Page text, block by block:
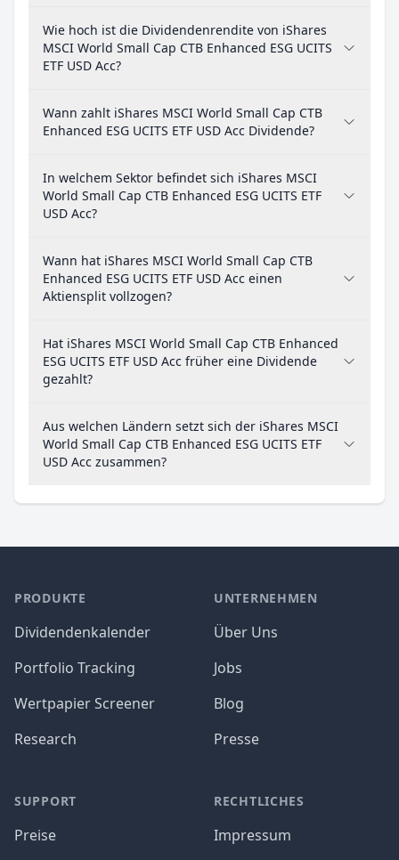
Wie hoch ist die Dividendenrendite von iShares
MSCI World Small Cap CTB Enhanced ESG UCITS
ETF USD Acc?
Wann zahlt iShares MSCI World Small Cap CTB
Enhanced ESG UCITS ETF USD Acc Dividende?
In welchem Sektor befindet sich iShares MSCI
World Small Cap CTB Enhanced ESG UCITS ETF
USD Acc?
Wann hat iShares MSCI World Small Cap CTB
Enhanced ESG UCITS ETF USD Acc einen
Aktiensplit vollzogen?
Hat iShares MSCI World Small Cap CTB Enhanced
ESG UCITS ETF USD Acc früher eine Dividende
gezahlt?
Aus welchen Ländern setzt sich der iShares MSCI
World Small Cap CTB Enhanced ESG UCITS ETF
USD Acc zusammen?
PRODUKTE
Dividendenkalender
Portfolio Tracking
Wertpapier Screener
Research
SUPPORT
Preise
UNTERNEHMEN
Über Uns
Jobs
Blog
Presse
RECHTLICHES
Impressum